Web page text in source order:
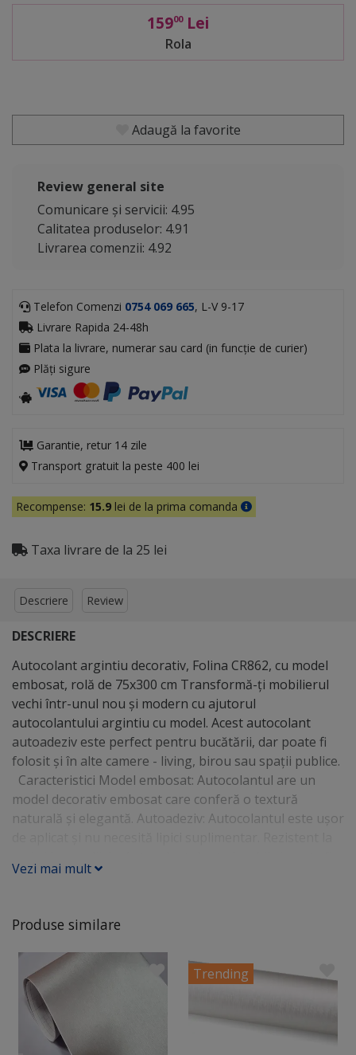
15900Lei
Rola
Adaugă la favorite
Review general site
Comunicare și servicii: 4.95
Calitatea produselor: 4.91
Livrarea comenzii: 4.92
Telefon Comenzi 0754 069 665, L-V 9-17
Livrare Rapida 24-48h
Plata la livrare, numerar sau card (in funcție de curier)
Plăți sigure
Garantie, retur 14 zile
Transport gratuit la peste 400 lei
Recompense: 15.9 lei de la prima comanda
Taxa livrare de la 25 lei
Descriere Review
DESCRIERE
Autocolant argintiu decorativ, Folina CR862, cu model
embosat, rolă de 75x300 cm Transformă-ți mobilierul
vechi într-unul nou și modern cu ajutorul
autocolantului argintiu cu model. Acest autocolant
autoadeziv este perfect pentru bucătării, dar poate fi
folosit și în alte camere - living, birou sau spaţii publice.
Caracteristici Model embosat: Autocolantul are un
model decorativ embosat care conferă o textură
naturală și elegantă. Autoadeziv: Autocolantul este ușor
curățat cu o lavetă umedă. Materialul este rezistent la
autocolant mobilă Aplicarea autocolantului este simplă
și rapidă. Urmați pașii de mai jos pentru a obține
rezultate perfecte: - Curățați suprafața mobilierului pe
care doriți să aplicați autocolantul. - Măsurați și tăiați
autocolantul la dimensiunea dorită. - Îndepărtați folia
de protecţie din hârtie de pe spatele autocolantului (
care protejează partea cu adeziv ) - Racletaţi
Vezi mai mult
Produse similare
Trending